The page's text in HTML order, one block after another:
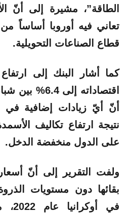
الطاقة”، مشيرة إلى أنّ
تعاني فيه أوروبا أساساً
قطاع الصناعات التحويلية.
كما أشار البنك إلى
اقتصاداته إلى
أنّ أيّ زيادات إضافية في
نتيجة ارتفاع تكاليف
على الدول منخفضة الدخل.
ولفت التقرير إلى أنّ
بقائها دون مستويات
في